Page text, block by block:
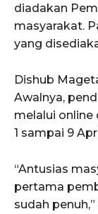
diadakan
masyarakat.
yang
Dishub
Awalnya,
melalui
1 sampai 9
“Antusias
pertama
sudah